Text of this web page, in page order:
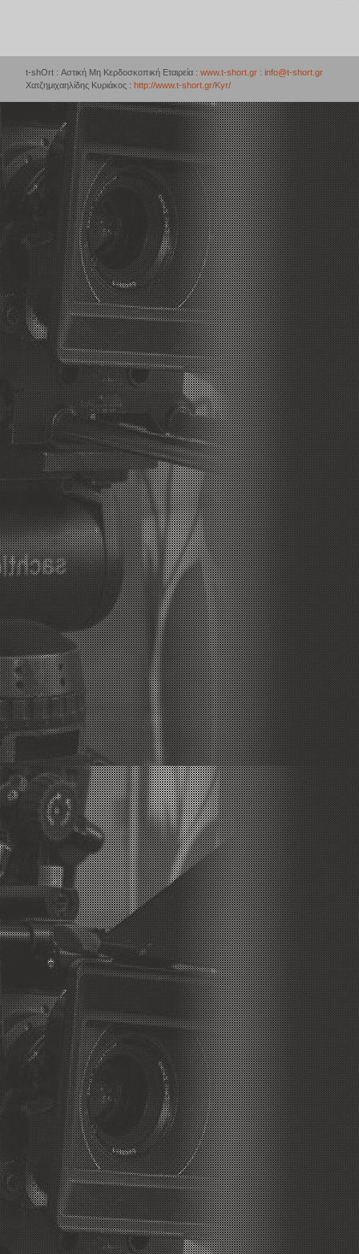
t-shOrt : Αστική Μη Κερδοσκοπική Εταιρεία : www.t-short.gr : info@t-short.gr
Χατζημιχαηλίδης Κυριάκος : http://www.t-short.gr/Kyr/